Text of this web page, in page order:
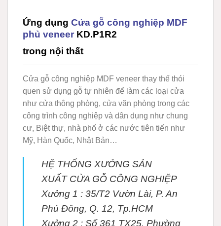
Ứng dụng Cửa gỗ công nghiệp MDF
phủ veneer KD.P1R2
trong nội thất
Cửa gỗ công nghiệp MDF veneer thay thế thói
quen sử dụng gỗ tự nhiên để làm các loại cửa
như cửa thông phòng, cửa văn phòng trong các
công trình công nghiệp và dân dụng như chung
cư, Biệt thự, nhà phố ở các nước tiên tiến như
Mỹ, Hàn Quốc, Nhật Bản…
HỆ THỐNG XƯỞNG SẢN
XUẤT CỬA GỖ CÔNG NGHIỆP
Xưởng 1 : 35/T2 Vườn Lài, P. An
Phú Đông, Q. 12, Tp.HCM
Xưởng 2 : Số 361 TX25, Phường